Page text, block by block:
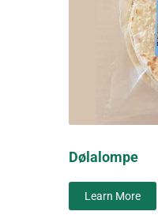
Dølalompe
Learn More